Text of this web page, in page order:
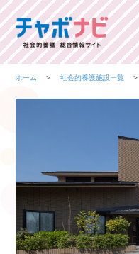
ホーム 社会的養護施設一覧